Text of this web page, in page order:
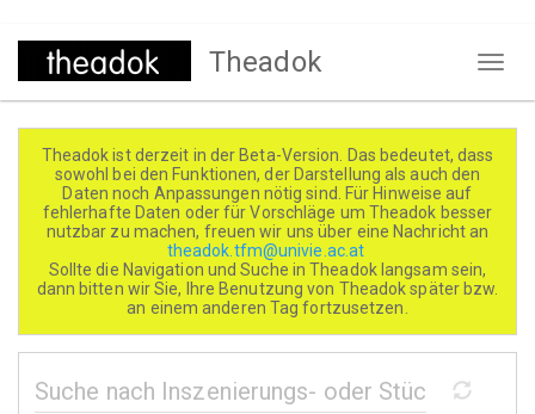
Direkt
Theadok
Theadok ist derzeit in der Beta-Version. Das bedeutet, dass
sowohl bei den Funktionen, der Darstellung als auch den
Daten noch Anpassungen nötig sind. Für Hinweise auf
fehlerhafte Daten oder für Vorschläge um Theadok besser
nutzbar zu machen, freuen wir uns über eine Nachricht an
theadok.tfm@univie.ac.at
Sollte die Navigation und Suche in Theadok langsam sein,
dann bitten wir Sie, Ihre Benutzung von Theadok später bzw.
an einem anderen Tag fortzusetzen.